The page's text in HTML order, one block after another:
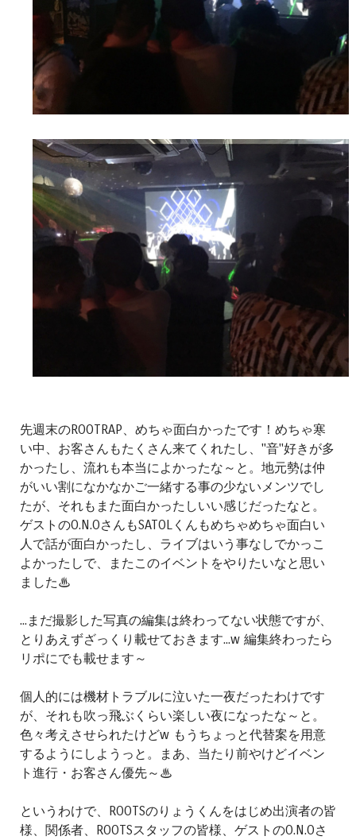
先週末のROOTRAP、めちゃ面白かったです！めちゃ寒
い中、お客さんもたくさん来てくれたし、"音"好きが多
かったし、流れも本当によかったな～と。地元勢は仲
がいい割になかなかご一緒する事の少ないメンツでし
たが、それもまた面白かったしいい感じだったなと。
ゲストのO.N.OさんもSATOLくんもめちゃめちゃ面白い
人で話が面白かったし、ライブはいう事なしでかっこ
よかったしで、またこのイベントをやりたいなと思い
ました♨
...まだ撮影した写真の編集は終わってない状態ですが、
とりあえずざっくり載せておきます...w 編集終わったら
リポにでも載せます～
個人的には機材トラブルに泣いた一夜だったわけです
が、それも吹っ飛ぶくらい楽しい夜になったな～と。
色々考えさせられたけどw もうちょっと代替案を用意
するようにしようっと。まあ、当たり前やけどイベン
ト進行・お客さん優先～♨
というわけで、ROOTSのりょうくんをはじめ出演者の皆
様、関係者、ROOTSスタッフの皆様、ゲストのO.N.Oさ